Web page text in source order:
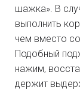
шажка». В
выполнить
чем вместо
Подобный
нажим,
держит